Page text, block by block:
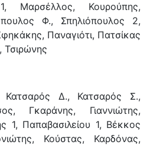
Μαρσέλλος, Κουρούπης,
Φ., Σπηλιόπουλος 2,
Παναγιότι, Πατσίκας
Κατσαρός Δ., Κατσαρός Σ.,
Γκαράνης, Γιαννιώτης,
1, Παπαβασιλείου 1, Βέκκος
Κούστας, Καρδόνας,